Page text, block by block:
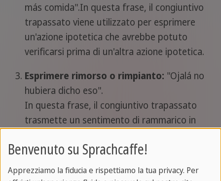
más comida".In questa frase, il congiuntivo
trapassato viene utilizzato per esprimere
un'azione ipotetica che avrebbe potuto
verificarsi prima di un'altra azione ipotetica.
Esprimere rimorso o rimpianto: "Ojalá no
hubiera dicho eso".
In questa frase, il congiuntivo trapassato
trasmette un sentimento di rammarico in
Mettere in relazione gli eventi in
narrazioni letterarie o storiche:"Los
Benvenuto su Sprachcaffe!
Apprezziamo la fiducia e rispettiamo la tua privacy. Per